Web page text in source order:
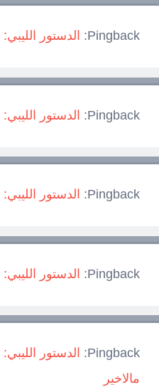
Pingback: الدستور الليبي:
Pingback: الدستور الليبي:
Pingback: الدستور الليبي:
Pingback: الدستور الليبي:
Pingback:
مالاخير